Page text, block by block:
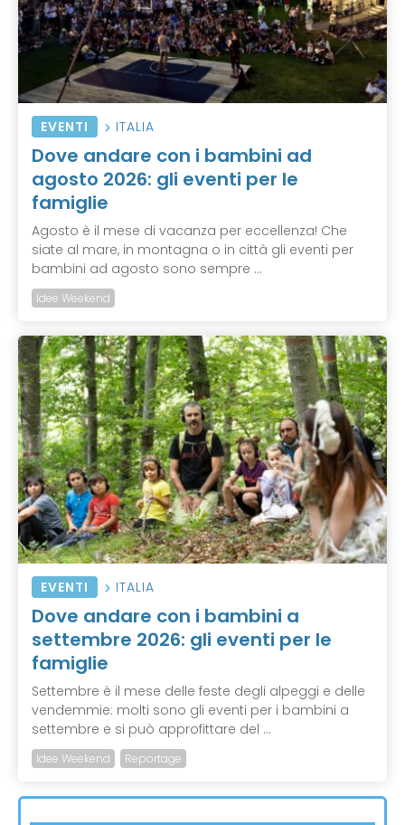
EVENTI ITALIA
Dove andare con i bambini ad
agosto 2026: gli eventi per le
famiglie
Agosto è il mese di vacanza per eccellenza! Che
siate al mare, in montagna o in città gli eventi per
bambini ad agosto sono sempre ...
Idee Weekend
EVENTI ITALIA
Dove andare con i bambini a
settembre 2026: gli eventi per le
famiglie
Settembre è il mese delle feste degli alpeggi e delle
vendemmie: molti sono gli eventi per i bambini a
settembre e si può approfittare del ...
Idee Weekend Reportage